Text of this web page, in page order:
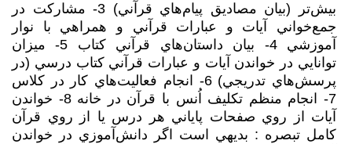
بيش‌تر (بيان مصاديق پيام‌هاي قرآني) 3- مشاركت در
جمع‌خواني آيات و عبارات قرآني و همراهي با نوار
آموزشي 4- بيان داستان‌هاي قرآني كتاب 5- ميزان
توانايي در خواندن آيات و عبارات قرآني كتاب درسي (در
پرسش‌هاي تدريجي) 6- انجام فعاليت‌هاي كار در كلاس
7- انجام منظم تكليف اُنس با قرآن در خانه 8- خواندن
آيات از روي صفحات پاياني هر درس يا از روي قرآن
كامل تبصره : بديهي است اگر دانش‌آموزي در خواندن